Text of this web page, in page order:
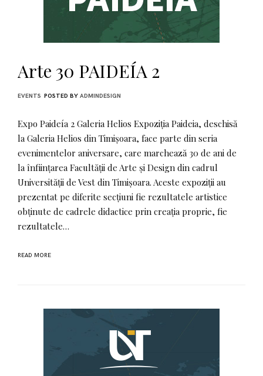
Arte 30 PAIDEÍA 2
EVENTS POSTED BY ADMINDESIGN
Expo Paideía 2 Galeria Helios Expoziția Paideia, deschisă
la Galeria Helios din Timișoara, face parte din seria
evenimentelor aniversare, care marchează 30 de ani de
la înființarea Facultății de Arte și Design din cadrul
Universității de Vest din Timișoara. Aceste expoziții au
prezentat pe diferite secțiuni fie rezultatele artistice
obținute de cadrele didactice prin creația proprie, fie
rezultatele…
READ MORE